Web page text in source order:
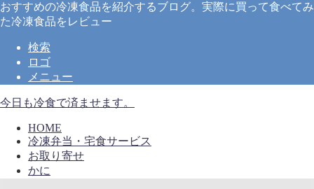
おすすめの冷凍食品を紹介するブログ。実際に買って食べてみ
た冷凍食品をレビュー
検索
ロゴ
メニュー
今日も冷食で済ませます。
HOME
冷凍弁当・宅食サービス
お取り寄せ
かに